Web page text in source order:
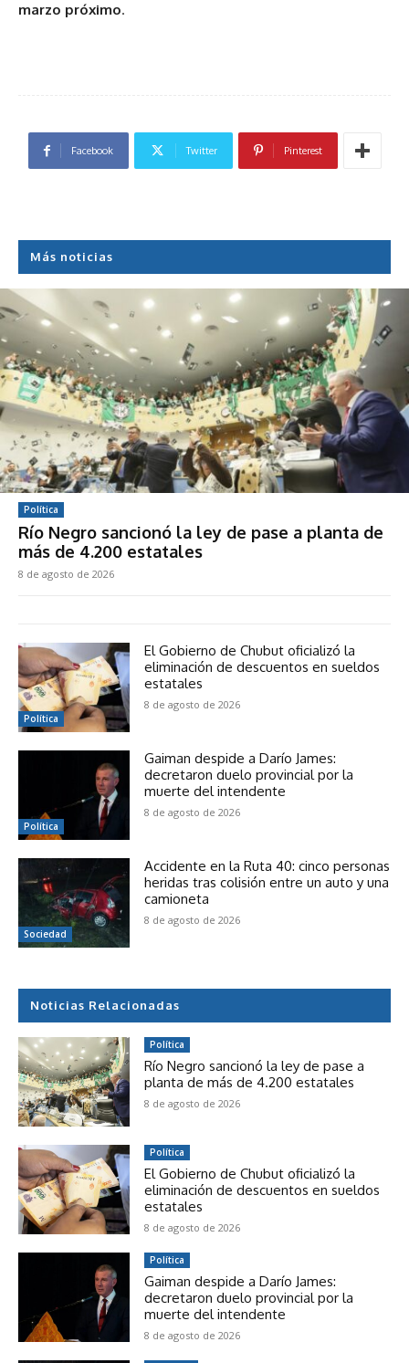
marzo próximo.
Facebook Twitter Pinterest
Más noticias
Política
Río Negro sancionó la ley de pase a planta de
más de 4.200 estatales
8 de agosto de 2026
Política
El Gobierno de Chubut oficializó la
eliminación de descuentos en sueldos
estatales
8 de agosto de 2026
Política
Gaiman despide a Darío James:
decretaron duelo provincial por la
muerte del intendente
8 de agosto de 2026
Sociedad
Accidente en la Ruta 40: cinco personas
heridas tras colisión entre un auto y una
camioneta
8 de agosto de 2026
Noticias Relacionadas
Política
Río Negro sancionó la ley de pase a
planta de más de 4.200 estatales
8 de agosto de 2026
Política
El Gobierno de Chubut oficializó la
eliminación de descuentos en sueldos
estatales
8 de agosto de 2026
Política
Gaiman despide a Darío James:
decretaron duelo provincial por la
muerte del intendente
8 de agosto de 2026